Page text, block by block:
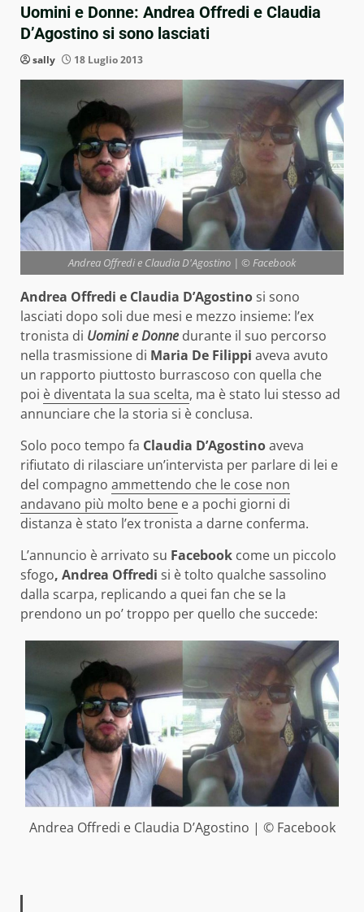
Uomini e Donne: Andrea Offredi e Claudia
D’Agostino si sono lasciati
sally 18 Luglio 2013
Andrea Offredi e Claudia D'Agostino | © Facebook
Andrea Offredi e Claudia D’Agostinosi sono
lasciati dopo soli due mesi e mezzo insieme: l’ex
tronista di Uomini e Donne durante il suo percorso
nella trasmissione di Maria De Filippi aveva avuto
un rapporto piuttosto burrascoso con quella che
poi è diventata la sua scelta, ma è stato lui stesso ad
annunciare che la storia si è conclusa.
Solo poco tempo fa Claudia D’Agostinoaveva
rifiutato di rilasciare un’intervista per parlare di lei e
del compagno ammettendo che le cose non
andavano più molto bene e a pochi giorni di
distanza è stato l’ex tronista a darne conferma.
L’annuncio è arrivato su Facebook come un piccolo
sfogo, Andrea Offredi si è tolto qualche sassolino
dalla scarpa, replicando a quei fan che se la
prendono un po’ troppo per quello che succede:
Andrea Offredi e Claudia D’Agostino | © Facebook